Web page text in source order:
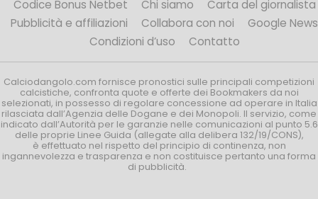
Codice Bonus Netbet
Chi siamo
Carta del giornalista
Pubblicità e affiliazioni
Collabora con noi
Google News
Condizioni d’uso
Contatto
Calciodangolo.com fornisce pronostici sulle principali competizioni
calcistiche, confronta quote e offerte dei Bookmakers da noi
selezionati, in possesso di regolare concessione ad operare in Italia
rilasciata dall’Agenzia delle Dogane e dei Monopoli. Il servizio, come
indicato dall’Autorità per le garanzie nelle comunicazioni al punto 5.6
delle proprie Linee Guida (allegate alla delibera 132/19/CONS),
è effettuato nel rispetto del principio di continenza, non
ingannevolezza e trasparenza e non costituisce pertanto una forma
di pubblicità.